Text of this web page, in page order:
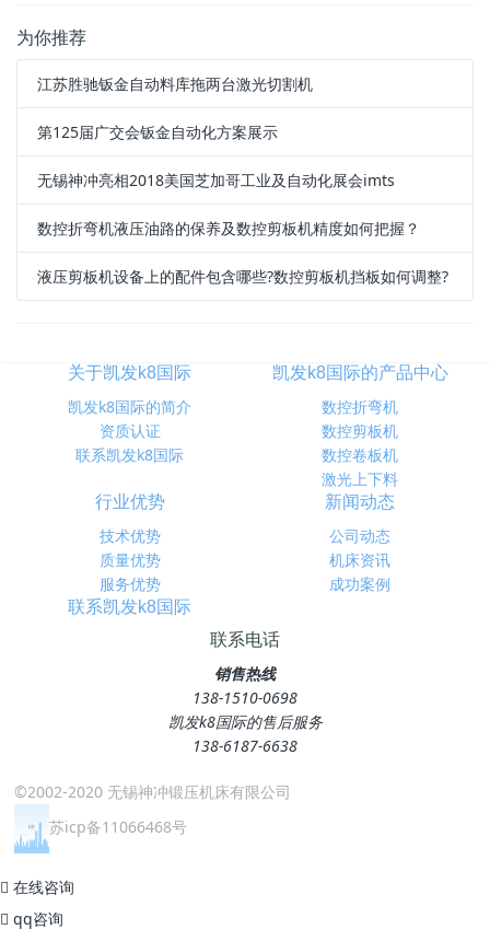
为你推荐
江苏胜驰钣金自动料库拖两台激光切割机
第125届广交会钣金自动化方案展示
无锡神冲亮相2018美国芝加哥工业及自动化展会imts
数控折弯机液压油路的保养及数控剪板机精度如何把握？
液压剪板机设备上的配件包含哪些?数控剪板机挡板如何调整?
关于凯发k8国际
凯发k8国际的简介
资质认证
联系凯发k8国际
凯发k8国际的产品中心
数控折弯机
数控剪板机
数控卷板机
激光上下料
行业优势
技术优势
质量优势
服务优势
新闻动态
公司动态
机床资讯
成功案例
联系凯发k8国际
联系电话
销售热线
138-1510-0698
凯发k8国际的售后服务
138-6187-6638
©2002-2020 无锡神冲锻压机床有限公司
苏icp备11066468号
在线咨询
qq咨询